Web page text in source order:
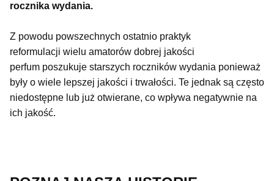
rocznika wydania.
Z powodu powszechnych ostatnio praktyk
reformulacji wielu amatorów dobrej jakości
perfum poszukuje starszych roczników wydania ponieważ
były o wiele lepszej jakości i trwałości. Te jednak są często
niedostępne lub już otwierane, co wpływa negatywnie na
ich jakość.